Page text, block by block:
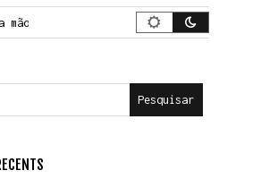
A Jornada da Morte Consciente
Pesquisar